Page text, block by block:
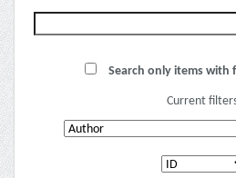
Search only items with
Current